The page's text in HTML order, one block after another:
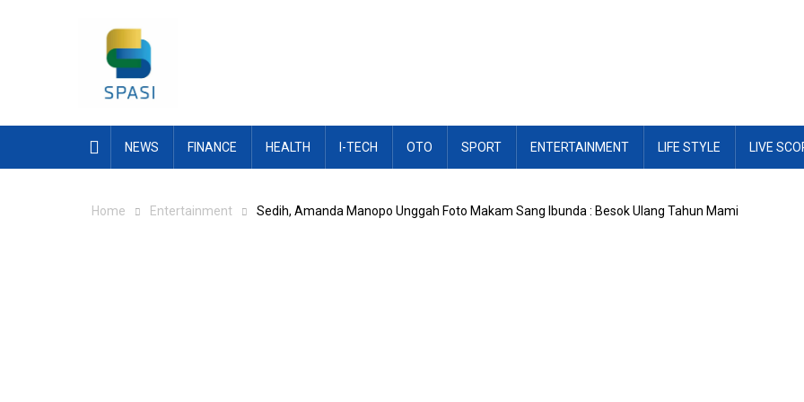
NEWS FINANCE HEALTH I-TECH OTO SPORT ENTERTAINMENT LIFE STYLE LIVE
Home Entertainment Sedih, Amanda Manopo Unggah Foto Makam Sang Ibunda : Besok Ulang Tahun Mami